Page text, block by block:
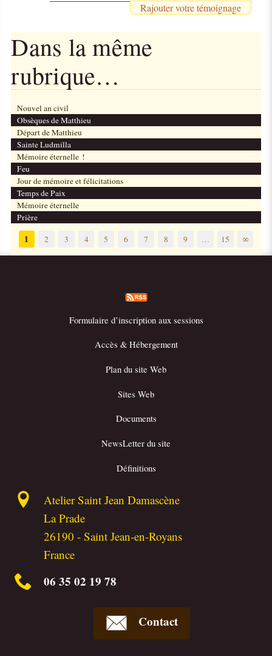
Rajouter votre témoignage
Dans la même
rubrique…
Nouvel an civil
Obsèques de Matthieu
Départ de Matthieu
Sainte Ludmilla
Mémoire éternelle !
Feu
Jour de mémoire et félicitations
Temps de Paix
Mémoire éternelle
Prière
1 2 3 4 5 6 7 8 9 … 15 ∞
Formulaire d’inscription aux sessions
Accès & Hébergement
Plan du site Web
Sites Web
Documents
NewsLetter du site
Définitions
Atelier Saint Jean Damascène
La Prade
26190 -Saint Jean-en-Royans
France
06 35 02 19 78
Contact